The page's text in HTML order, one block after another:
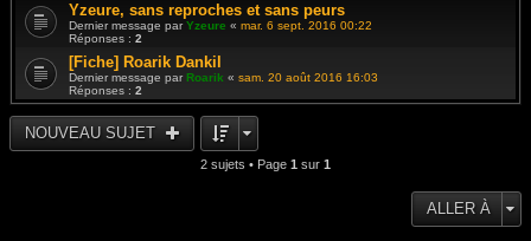
Yzeure, sans reproches et sans peurs
Dernier message parYzeure « mar. 6 sept. 2016 00:22
Réponses : 2
[Fiche] Roarik Dankil
Dernier message parRoarik « sam. 20 août 2016 16:03
Réponses : 2
NOUVEAU SUJET
2 sujets • Page 1 sur 1
ALLER À